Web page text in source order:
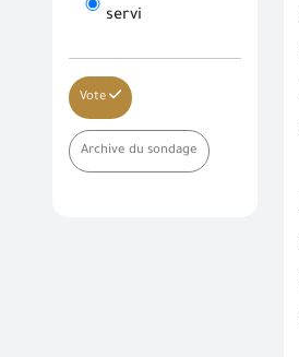
servi
Vote
Archive du sondage